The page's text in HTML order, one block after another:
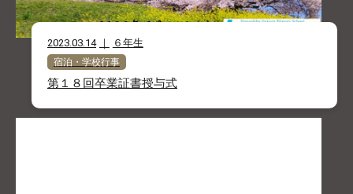
2023.03.14 ６年生
宿泊・学校行事
第１８回卒業証書授与式